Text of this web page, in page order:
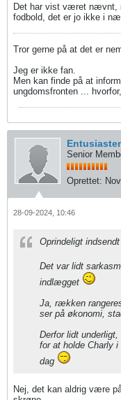
Det har vist været nævnt,
fodbold, det er jo ikke i
Tror gerne på at det er
Jeg er ikke fan.
Men kan finde på at
ungdomsfronten ...
Senior
Oprettet:
28-09-2024, 10:46
Oprindeligt
Det var lidt
indlægget
Ja, rækken
ser på økonomi,
Derfor lidt
for at holde Charly
dag
Nej, det kan aldrig være